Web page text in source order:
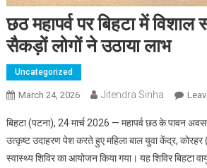
छठ महापर्व पर बिहटा में विशाल
सैकड़ों लोगों ने उठाया लाभ
Uncategorized
March 24, 2026 Jitendra Sinha
बिहटा (पटना), 24 मार्च 2026 — महापर्व छठ के पावन
उत्कृष्ट उदाहरण पेश करते हुए महिला बाल युवा केंद्र, कोरहर
स्वास्थ्य शिविर का आयोजन किया गया। यह शिविर बिहटा